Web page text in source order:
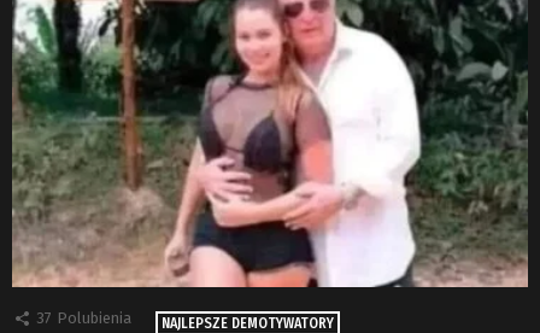
37 Polubienia NAJLEPSZE DEMOTYWATORY